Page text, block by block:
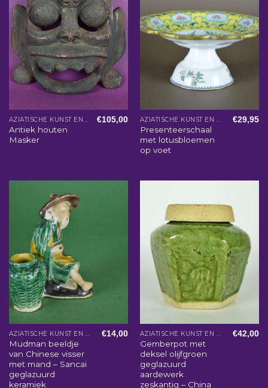
Antiek houten
Masker
€105,00
Presenteerschaal
met lotusbloemen
op voet
€29,95
AZIATISCHE KUNST EN WOONACCESSOIRES
Mudman beeldje
van Chinese visser
met mand – Sancai
geglazuurd
keramiek
€14,00 AZIATISCHE KUNST EN WOONACCESSOIRES
Gemberpot met
deksel olijfgroen
geglazuurd
aardewerk
zeskantig – China
€42,00